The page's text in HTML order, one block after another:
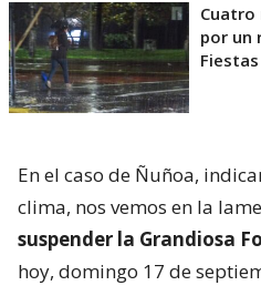
por un
En el caso de Ñuñoa,
clima, nos vemos en la
suspender la Grandiosa
hoy, domingo 17 de